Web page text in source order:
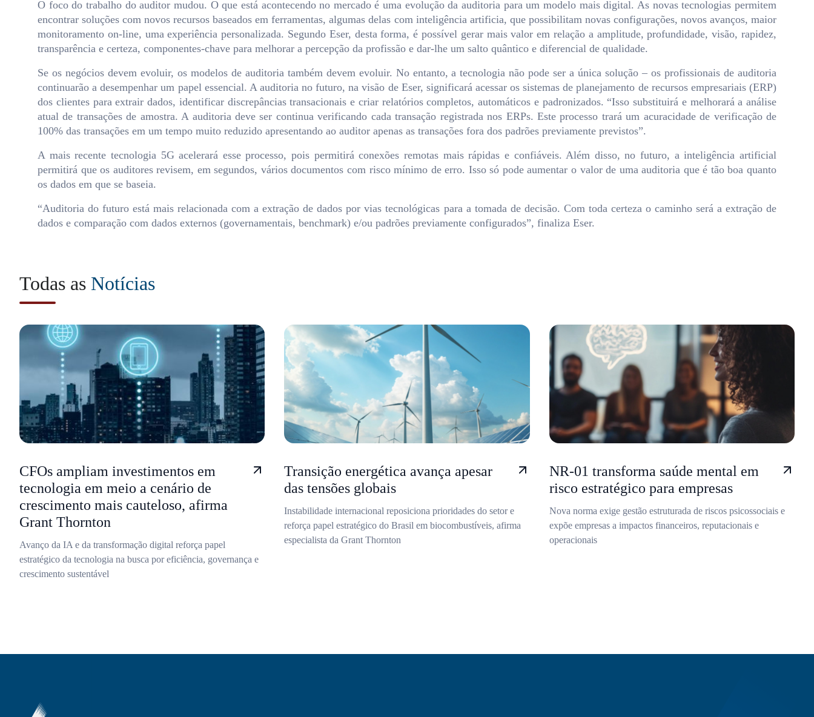
O foco do trabalho do auditor mudou. O que está acontecendo no mercado é uma evolução da auditoria para um modelo mais digital. As novas tecnologias permitem
encontrar soluções com novos recursos baseados em ferramentas, algumas delas com inteligência artificia, que possibilitam novas configurações, novos avanços, maior
monitoramento on-line, uma experiência personalizada. Segundo Eser, desta forma, é possível gerar mais valor em relação a amplitude, profundidade, visão, rapidez,
transparência e certeza, componentes-chave para melhorar a percepção da profissão e dar-lhe um salto quântico e diferencial de qualidade.
Se os negócios devem evoluir, os modelos de auditoria também devem evoluir. No entanto, a tecnologia não pode ser a única solução – os profissionais de auditoria
continuarão a desempenhar um papel essencial. A auditoria no futuro, na visão de Eser, significará acessar os sistemas de planejamento de recursos empresariais (ERP)
dos clientes para extrair dados, identificar discrepâncias transacionais e criar relatórios completos, automáticos e padronizados. “Isso substituirá e melhorará a análise
atual de transações de amostra. A auditoria deve ser continua verificando cada transação registrada nos ERPs. Este processo trará um acuracidade de verificação de
100% das transações em um tempo muito reduzido apresentando ao auditor apenas as transações fora dos padrões previamente previstos”.
A mais recente tecnologia 5G acelerará esse processo, pois permitirá conexões remotas mais rápidas e confiáveis. Além disso, no futuro, a inteligência artificial
permitirá que os auditores revisem, em segundos, vários documentos com risco mínimo de erro. Isso só pode aumentar o valor de uma auditoria que é tão boa quanto
os dados em que se baseia.
“Auditoria do futuro está mais relacionada com a extração de dados por vias tecnológicas para a tomada de decisão. Com toda certeza o caminho será a extração de
dados e comparação com dados externos (governamentais, benchmark) e/ou padrões previamente configurados”, finaliza Eser.
Todas as Notícias
CFOs ampliam investimentos em
tecnologia em meio a cenário de
crescimento mais cauteloso, afirma
Grant Thornton
Avanço da IA e da transformação digital reforça papel
estratégico da tecnologia na busca por eficiência, governança e
crescimento sustentável
Transição energética avança apesar
das tensões globais
Instabilidade internacional reposiciona prioridades do setor e
reforça papel estratégico do Brasil em biocombustíveis, afirma
especialista da Grant Thornton
NR-01 transforma saúde mental em
risco estratégico para empresas
Nova norma exige gestão estruturada de riscos psicossociais e
expõe empresas a impactos financeiros, reputacionais e
operacionais